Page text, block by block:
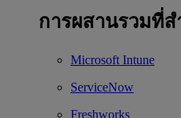
การผสานรวมที่
Microsoft Intune
ServiceNow
Freshworks